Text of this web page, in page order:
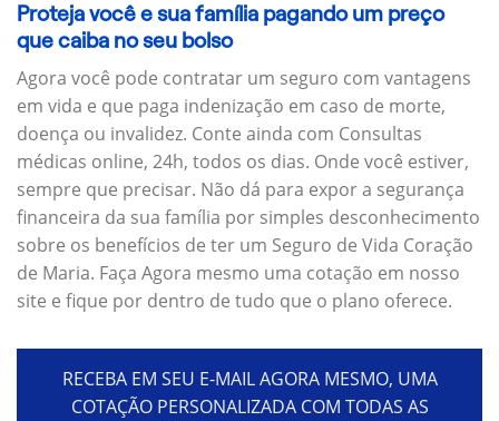
Proteja você e sua família pagando um preço
que caiba no seu bolso
Agora você pode contratar um seguro com vantagens
em vida e que paga indenização em caso de morte,
doença ou invalidez. Conte ainda com Consultas
médicas online, 24h, todos os dias. Onde você estiver,
sempre que precisar. Não dá para expor a segurança
financeira da sua família por simples desconhecimento
sobre os benefícios de ter um Seguro de Vida Coração
de Maria. Faça Agora mesmo uma cotação em nosso
site e fique por dentro de tudo que o plano oferece.
RECEBA EM SEU E-MAIL AGORA MESMO, UMA
COTAÇÃO PERSONALIZADA COM TODAS AS